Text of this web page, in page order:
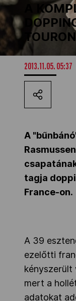
Los
MOB
NOB
Adatbank
A
TOURON
2013.11.05. 05:37
A
tagja
France-on.
A 39
ezelőtti
kényszerült
mert a
adatokat